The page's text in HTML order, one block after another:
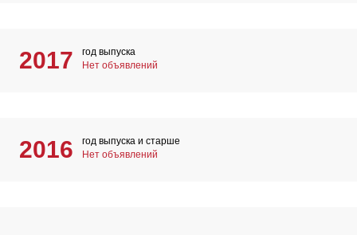
2017
год выпуска
Нет объявлений
2016
год выпуска и старше
Нет объявлений